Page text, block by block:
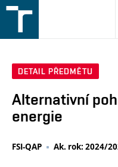
v
DETAIL PŘEDMĚTU
Alternativní
energie
FSI-QAP Ak. rok: 2024/